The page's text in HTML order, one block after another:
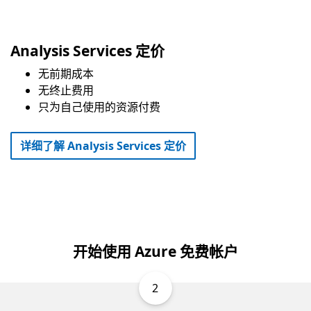
Analysis Services 定价
无前期成本
无终止费用
只为自己使用的资源付费
详细了解 Analysis Services 定价
开始使用 Azure 免费帐户
2